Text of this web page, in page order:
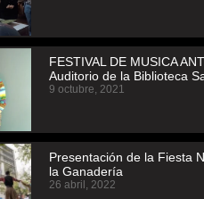
FESTIVAL DE MUSICA
Auditorio de la Biblioteca
9 octubre, 2021
Presentación de la Fiesta
la Ganadería
26 abril, 2022